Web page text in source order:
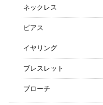
ネックレス
ピアス
イヤリング
ブレスレット
ブローチ